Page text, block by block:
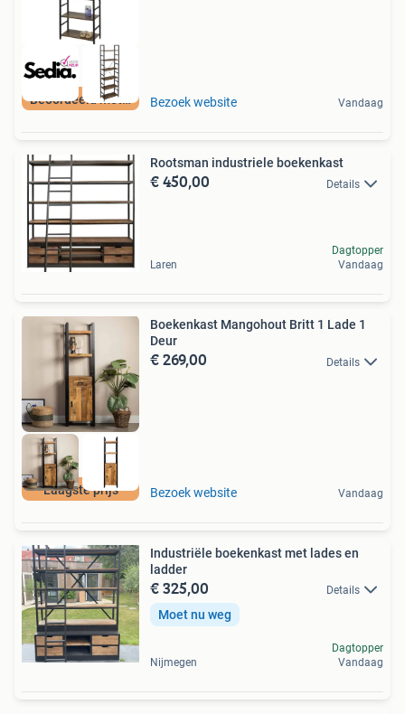
Beoordeeld met 9+ Bezoek website Vandaag
Rootsman industriele boekenkast
€ 450,00 Details
Laren
Dagtopper
Vandaag
Laagste prijs
Boekenkast Mangohout Britt 1 Lade 1
Deur
€ 269,00 Details
Bezoek website Vandaag
Industriële boekenkast met lades en
ladder
€ 325,00 Details
Moet nu weg
Nijmegen
Dagtopper
Vandaag